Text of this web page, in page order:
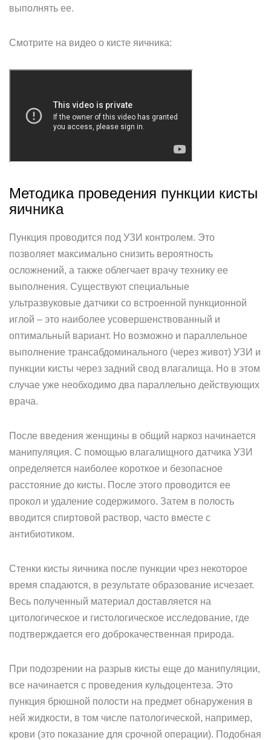
выполнять ее.
Смотрите на видео о кисте яичника:
Методика проведения пункции кисты
яичника
Пункция проводится под УЗИ контролем. Это
позволяет максимально снизить вероятность
осложнений, а также облегчает врачу технику ее
выполнения. Существуют специальные
ультразвуковые датчики со встроенной пункционной
иглой – это наиболее усовершенствованный и
оптимальный вариант. Но возможно и параллельное
выполнение трансабдоминального (через живот) УЗИ и
пункции кисты через задний свод влагалища. Но в этом
случае уже необходимо два параллельно действующих
врача.
После введения женщины в общий наркоз начинается
манипуляция. С помощью влагалищного датчика УЗИ
определяется наиболее короткое и безопасное
расстояние до кисты. После этого проводится ее
прокол и удаление содержимого. Затем в полость
вводится спиртовой раствор, часто вместе с
антибиотиком.
Стенки кисты яичника после пункции чрез некоторое
время спадаются, в результате образование исчезает.
Весь полученный материал доставляется на
цитологическое и гистологическое исследование, где
подтверждается его доброкачественная природа.
При подозрении на разрыв кисты еще до манипуляции,
все начинается с проведения кульдоцентеза. Это
пункция брюшной полости на предмет обнаружения в
ней жидкости, в том числе патологической, например,
крови (это показание для срочной операции). Подобная